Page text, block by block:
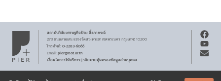
สถาบันวิจัยเศรษฐกิจป๋วย อึ๊งภากรณ์
273 ถนนสามเสนแขวงวัดสามพระยาเขตพระนครกรุงเทพฯ 10200
โทรศัพท์: 0-2283-6066
Email: pier@bot.or.th
เงื่อนไขการให้บริการ|นโยบายคุ้มครองข้อมูลส่วนบุคคล